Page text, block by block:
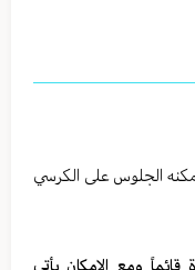
الجلوس على الكرسي
ومع الإمكان يأتي